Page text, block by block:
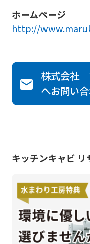
ホームページ
http://
株式会社
へお問い
キッチンキャビ